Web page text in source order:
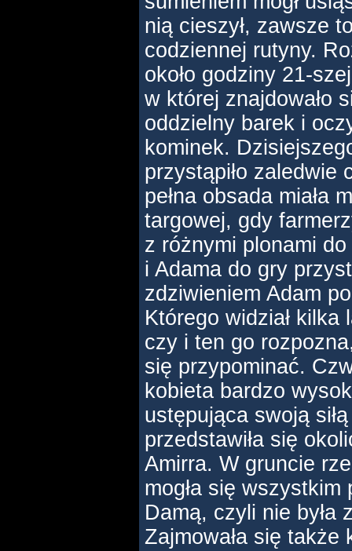
nią cieszył, zawsze
codziennej rutyny.
około godziny 21-
w której znajdowało
oddzielny barek i
kominek.
przystąpiło zaledwie
pełna obsada miała
targowej, gdy
z różnymi plonami
i Adama do gry
zdziwieniem Adam
Którego widział kilka
czy i ten go
się przypominać.
kobieta bardzo
ustępująca swoją
przedstawiła się
Amirra. W gruncie
mogła się wszystkim
Damą, czyli nie była
Zajmowała się